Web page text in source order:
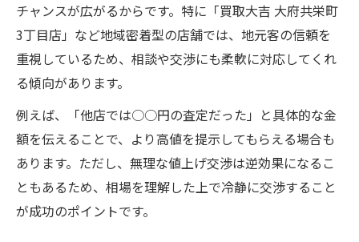
チャンスが広がるからです。特に「買取大吉 大府共栄町
3丁目店」など地域密着型の店舗では、地元客の信頼を
重視しているため、相談や交渉にも柔軟に対応してくれ
る傾向があります。
例えば、「他店では○○円の査定だった」と具体的な金
額を伝えることで、より高値を提示してもらえる場合も
あります。ただし、無理な値上げ交渉は逆効果になるこ
ともあるため、相場を理解した上で冷静に交渉すること
が成功のポイントです。